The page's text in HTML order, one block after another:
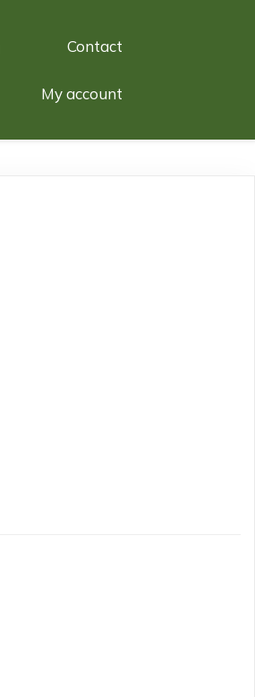
Contact
My account